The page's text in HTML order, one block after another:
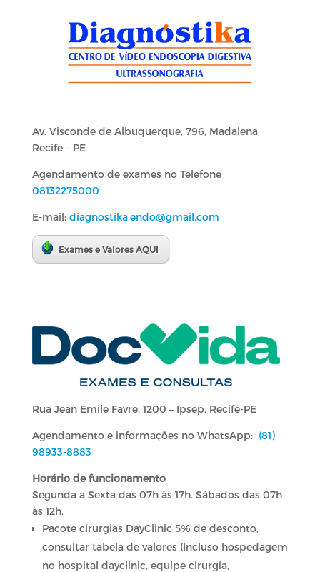
Av. Visconde de Albuquerque, 796, Madalena,
Recife – PE
Agendamento de exames no Telefone
08132275000
E-mail: diagnostika.endo@gmail.com
Exames e Valores AQUI
Rua Jean Emile Favre, 1200 – Ipsep, Recife-PE
Agendamento e informações no WhatsApp:(81)
98933-8883
Horário de funcionamento
Segunda a Sexta das 07h às 17h. Sábados das 07h
às 12h.
Pacote cirurgias DayClinic 5% de desconto,
consultar tabela de valores (Incluso hospedagem
no hospital dayclinic, equipe cirurgia,